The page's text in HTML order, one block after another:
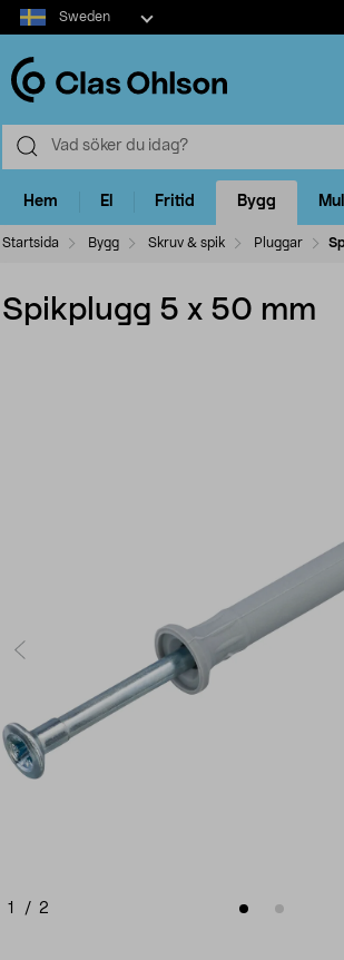
Select
market
Sweden
Hem El Fritid Bygg
Startsida Bygg Skruv & spik Pluggar
Spikplugg 5 x 50 mm
1 / 2